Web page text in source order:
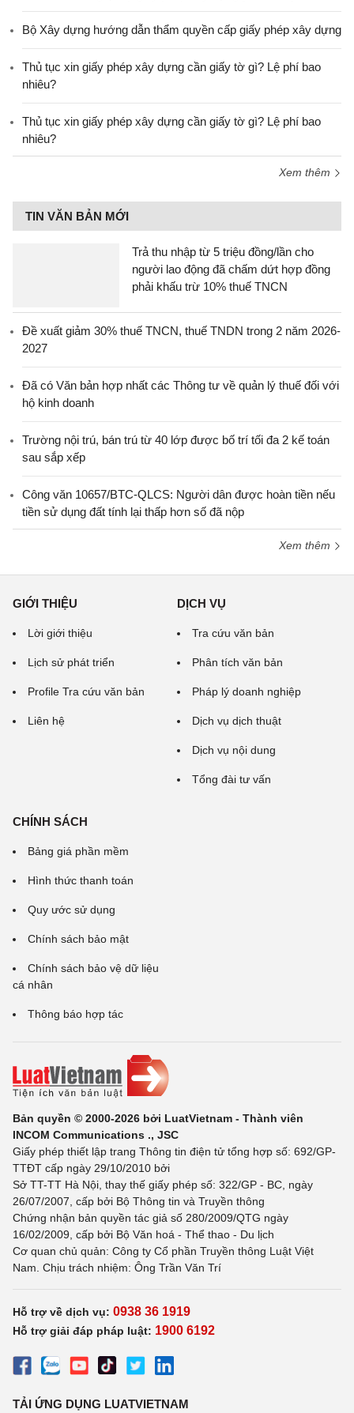
Bộ Xây dựng hướng dẫn thẩm quyền cấp giấy phép xây dựng
Thủ tục xin giấy phép xây dựng cần giấy tờ gì? Lệ phí bao
nhiêu?
Thủ tục xin giấy phép xây dựng cần giấy tờ gì? Lệ phí bao
nhiêu?
Xem thêm
TIN VĂN BẢN MỚI
Trả thu nhập từ 5 triệu đồng/lần cho
người lao động đã chấm dứt hợp đồng
phải khấu trừ 10% thuế TNCN
Đề xuất giảm 30% thuế TNCN, thuế TNDN trong 2 năm 2026-
2027
Đã có Văn bản hợp nhất các Thông tư về quản lý thuế đối với
hộ kinh doanh
Trường nội trú, bán trú từ 40 lớp được bố trí tối đa 2 kế toán
sau sắp xếp
Công văn 10657/BTC-QLCS: Người dân được hoàn tiền nếu
tiền sử dụng đất tính lại thấp hơn số đã nộp
Xem thêm
GIỚI THIỆU
Lời giới thiệu
Lịch sử phát triển
Profile Tra cứu văn bản
Liên hệ
DỊCH VỤ
Tra cứu văn bản
Phân tích văn bản
Pháp lý doanh nghiệp
Dịch vụ dịch thuật
Dịch vụ nội dung
Tổng đài tư vấn
CHÍNH SÁCH
Bảng giá phần mềm
Hình thức thanh toán
Quy ước sử dụng
Chính sách bảo mật
Chính sách bảo vệ dữ liệu
cá nhân
Thông báo hợp tác
Bản quyền © 2000-2026 bởi LuatVietnam - Thành viên
INCOM Communications ., JSC
Giấy phép thiết lập trang Thông tin điện tử tổng hợp số: 692/GP-
TTĐT cấp ngày 29/10/2010 bởi
Sở TT-TT Hà Nội, thay thế giấy phép số: 322/GP - BC, ngày
26/07/2007, cấp bởi Bộ Thông tin và Truyền thông
Chứng nhận bản quyền tác giả số 280/2009/QTG ngày
16/02/2009, cấp bởi Bộ Văn hoá - Thể thao - Du lịch
Cơ quan chủ quản: Công ty Cổ phần Truyền thông Luật Việt
Nam. Chịu trách nhiệm: Ông Trần Văn Trí
Hỗ trợ về dịch vụ: 0938 36 1919
Hỗ trợ giải đáp pháp luật: 1900 6192
TẢI ỨNG DỤNG LUATVIETNAM